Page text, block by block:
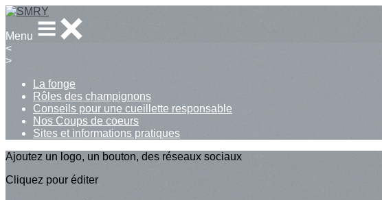
Menu
<
>
La fonge
Rôles des champignons
Conseils pour une cueillette responsable
Nos Coups de coeurs
Sites et informations pratiques
Ajoutez un logo, un bouton, des réseaux sociaux
Cliquez pour éditer